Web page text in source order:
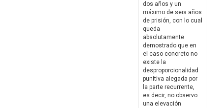
dos años y un
máximo de seis años
de prisión, con lo cual
queda
absolutamente
demostrado que en
el caso concreto no
existe la
desproporcionalidad
punitiva alegada por
la parte recurrente,
es decir, no observo
una elevación